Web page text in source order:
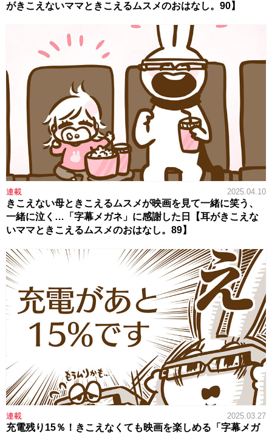
がきこえないママときこえるムスメのおはなし。90】
連載 2025.04.10
きこえない母ときこえるムスメが映画を見て一緒に笑う、
一緒に泣く…「字幕メガネ」に感謝した日【耳がきこえな
いママときこえるムスメのおはなし。89】
連載 2025.03.27
充電残り15％！きこえなくても映画を楽しめる「字幕メガ